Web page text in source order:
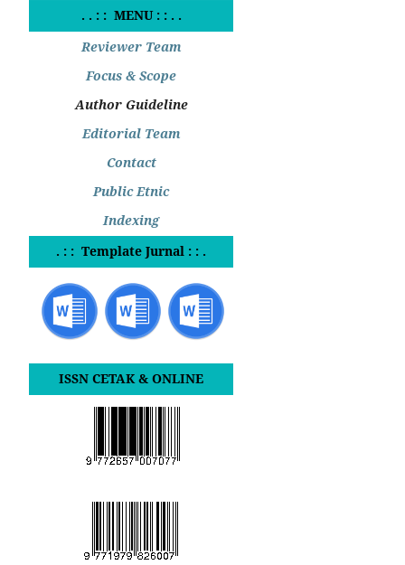
. . : : MENU : : . .
Reviewer Team
Focus & Scope
Author Guideline
Editorial Team
Contact
Public Etnic
Indexing
. : : Template Jurnal : : .
ISSN CETAK & ONLINE